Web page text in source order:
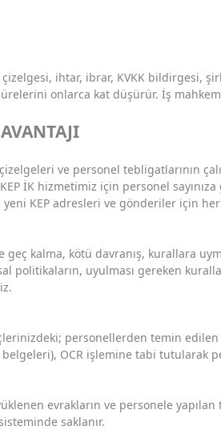
ihtar, ibrar, KVKK bildirgesi,
onlarca kat düşürür. İş
ve personel tebligatlarının
İK hizmetimiz için personel
yeni KEP adresleri ve gönderiler için
geç kalma, kötü davranış, kurallara
politikaların, uyulması gereken
personellerden temin
OCR işlemine tabi tutularak
evrakların ve personele
saklanır.